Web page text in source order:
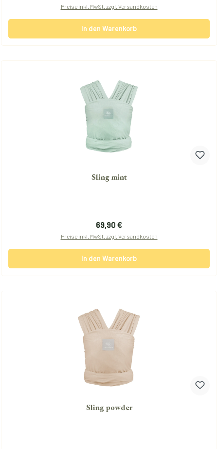
Preise inkl. MwSt. zzgl. Versandkosten
In den Warenkorb
Sling mint
Regulärer Preis:
69,90 €
Preise inkl. MwSt. zzgl. Versandkosten
In den Warenkorb
Sling powder